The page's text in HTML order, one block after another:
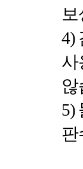
4)
사
않
5)
판